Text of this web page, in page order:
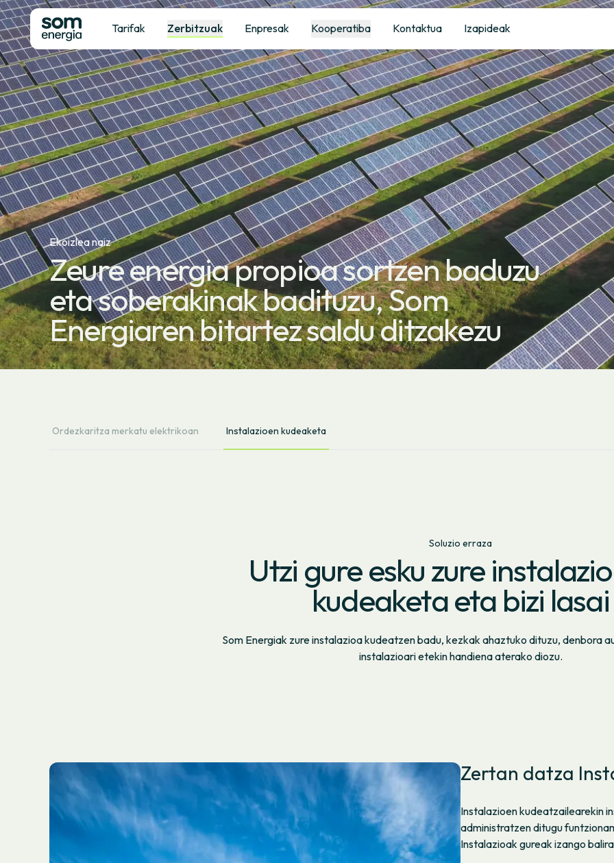
Tarifak Zerbitzuak Enpresak Kooperatiba Kontaktua Izapideak
Ekoizlea naiz
Zeure energia propioa sortzen baduzu
eta soberakinak badituzu, Som
Energiaren bitartez saldu ditzakezu
Ordezkaritza merkatu elektrikoan Instalazioen kudeaketa
Soluzio erraza
Utzi gure esku zure
kudeaketa eta bizi lasai
Som Energiak zure instalazioa kudeatzen badu, kezkak ahaztuko dituzu, denbora
instalazioari etekin handiena aterako diozu.
Zertan datza
Instalazioen kudeatzailearekin
administratzen ditugu
Instalazioak gureak izango